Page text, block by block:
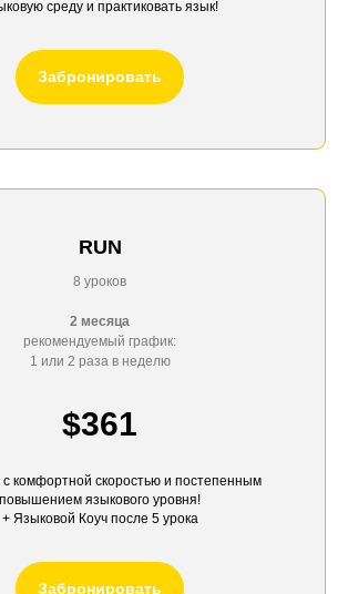
среду и практиковать язык!
Забронировать
RUN
8 уроков
2 месяца
рекомендуемый график:
1 или 2 раза в неделю
$361
комфортной скоростью и постепенным
повышением языкового уровня!
+ Языковой Коучпосле 5 урока
Забронировать